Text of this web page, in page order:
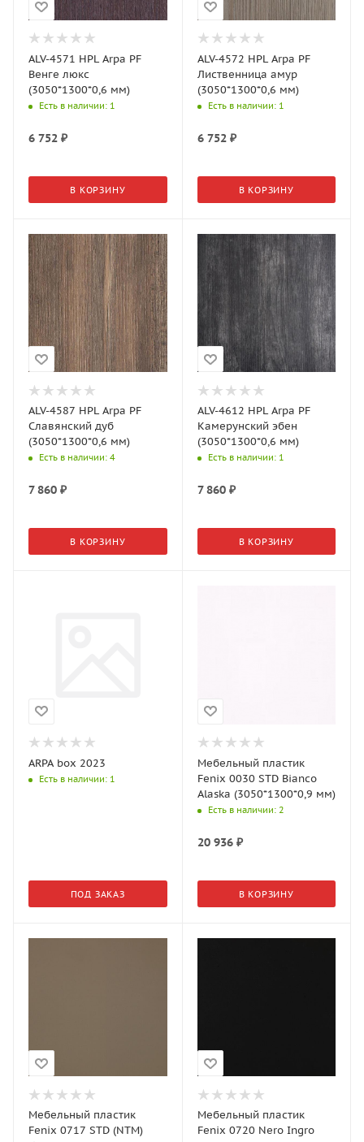
ALV-4571 HPL Arpa PF
Венге люкс
(3050*1300*0,6 мм)
Есть в наличии: 1
6 752 ₽
В КОРЗИНУ
ALV-4572 HPL Arpa PF
Лиственница амур
(3050*1300*0,6 мм)
Есть в наличии: 1
6 752₽
В КОРЗИНУ
ALV-4587 HPL Arpa PF
Славянский дуб
(3050*1300*0,6 мм)
Есть в наличии: 4
7 860 ₽
В КОРЗИНУ
ALV-4612 HPL Arpa PF
Камерунский эбен
(3050*1300*0,6 мм)
Есть в наличии: 1
7 860₽
В КОРЗИНУ
ARPA box 2023
Есть в наличии: 1
ПОД ЗАКАЗ
Мебельный пластик
Fenix 0030 STD Bianсo
Alaska (3050*1300*0,9 мм)
Есть в наличии: 2
20 936₽
В КОРЗИНУ
Мебельный пластик
Fenix 0717 STD (NTM)
Мебельный пластик
Fenix 0720 Nero Ingro